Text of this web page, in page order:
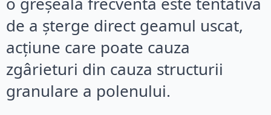
de a șterge direct geamul uscat,
acțiune care poate cauza
zgârieturi din cauza structurii
granulare a polenului.